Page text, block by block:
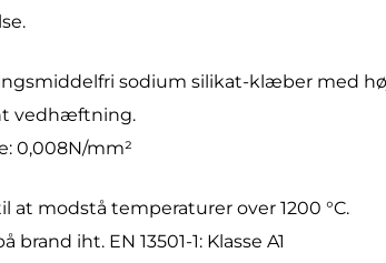
sodium silikat-klæber med
vedhæftning.
0,008N/mm²
at modstå temperaturer over 1200 °C.
brand iht. EN 13501-1: Klasse A1